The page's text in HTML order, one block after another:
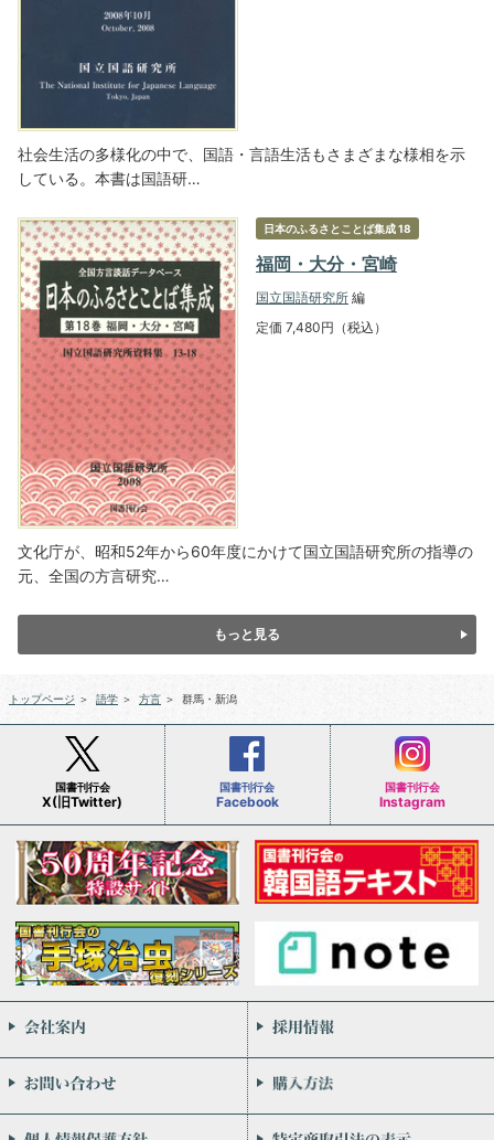
社会生活の多様化の中で、国語・言語生活もさまざまな様相を示
している。本書は国語研…
日本のふるさとことば集成 18
福岡・大分・宮崎
国立国語研究所 編
定価 7,480円（税込）
文化庁が、昭和52年から60年度にかけて国立国語研究所の指導の
元、全国の方言研究…
もっと見る
トップページ ＞ 語学 ＞ 方言 ＞ 群馬・新潟
国書刊行会
X(旧Twitter)
国書刊行会
Facebook
国書刊行会
Instagram
会社案内
お問い合わせ
個人情報保護方針